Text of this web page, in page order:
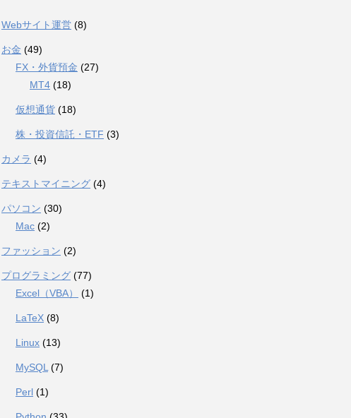
Webサイト運営 (8)
お金 (49)
FX・外貨預金 (27)
MT4 (18)
仮想通貨 (18)
株・投資信託・ETF (3)
カメラ (4)
テキストマイニング (4)
パソコン (30)
Mac (2)
ファッション (2)
プログラミング (77)
Excel（VBA）
(1)
LaTeX (8)
Linux (13)
MySQL (7)
Perl (1)